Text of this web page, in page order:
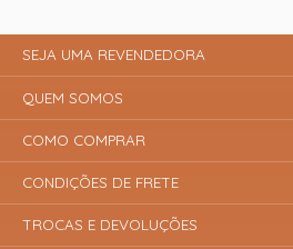
SEJA UMA REVENDEDORA
QUEM SOMOS
COMO COMPRAR
CONDIÇÕES DE FRETE
TROCAS E DEVOLUÇÕES